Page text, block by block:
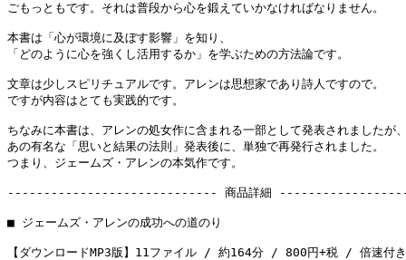
ごもっともです。それは普段から心を鍛えていかなければなりません。
本書は「心が環境に及ぼす影響」を知り、
「どのように心を強くし活用するか」を学ぶための方法論です。
文章は少しスピリチュアルです。アレンは思想家であり詩人ですので。
ですが内容はとても実践的です。
ちなみに本書は、アレンの処女作に含まれる一部として発表されましたが
あの有名な「思いと結果の法則」発表後に、単独で再発行されました。
つまり、ジェームズ・アレンの本気作です。
----------------------------- 商品詳細
■ ジェームズ・アレンの成功への道のり